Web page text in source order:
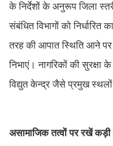
के निर्देशों के अनुरूप जिला
संबंधित विभागों को निर्धारित
तरह की आपात स्थिति आने पर
निभाएं। नागरिकों की सुरक्षा
विद्युत केन्द्र जैसे प्रमुख
असामाजिक तत्वों पर रखें